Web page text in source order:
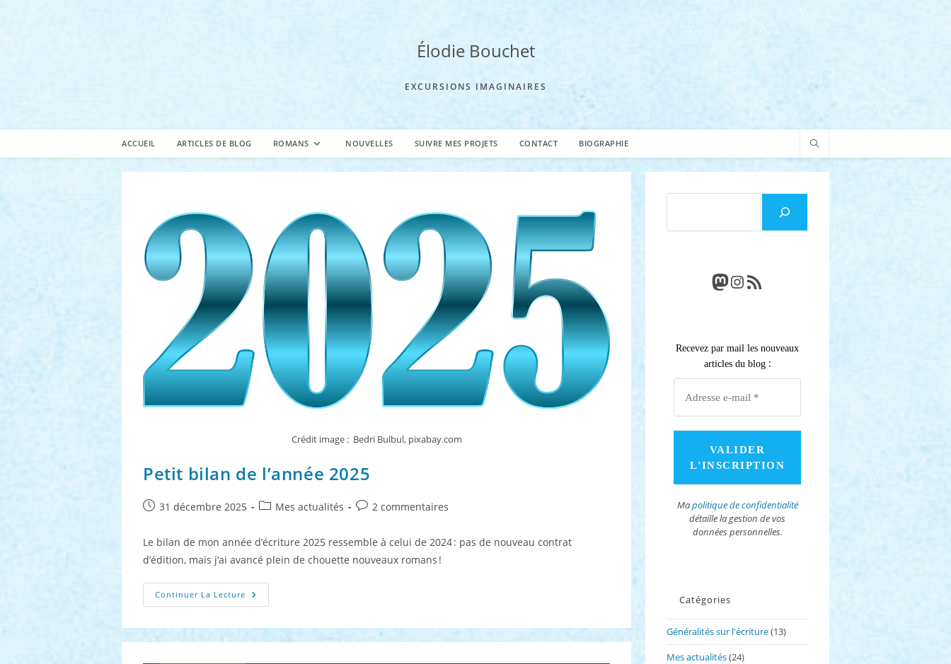
Élodie Bouchet
EXCURSIONS IMAGINAIRES
ACCUEIL ARTICLES DE BLOG ROMANS NOUVELLES SUIVRE MES PROJETS CONTACT BIOGRAPHIE
Crédit image : Bedri Bulbul, pixabay.com
Petit bilan de l’année 2025
Publication
31 décembre 2025
PostMes actualités
Commentaires
publication :
2 commentaires
Le bilan de mon année d’écriture 2025 ressemble à celui de 2024 : pas de nouveau contrat
d’édition, mais j’ai avancé plein de chouette nouveaux romans !
Continuer La Lecture Petit
Bilan
Mastodon
Instagram
Flux RSS
Recevez par mail les nouveaux
articles du blog:
Mapolitique de confidentialité
détaille la gestion de vos
données personnelles.
Catégories
Généralités sur l'écriture(13)
Mes actualités(24)